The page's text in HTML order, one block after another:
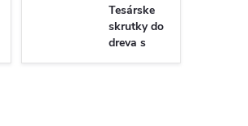
Tesárske
skrutky do
dreva s
plným